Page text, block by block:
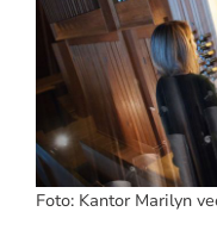
Foto: Kantor Marilyn